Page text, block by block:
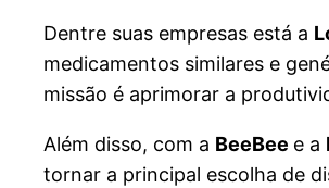
Dentre suas empresas está a
medicamentos similares e
missão é aprimorar a
Além disso, com a BeeBee e a
tornar a principal escolha de